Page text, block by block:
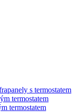
s termostatem
termostatem
termostatem